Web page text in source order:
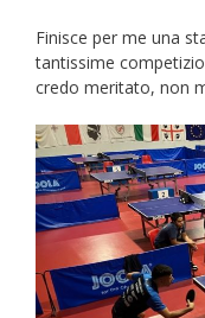
Finisce per me una
tantissime
credo meritato, non